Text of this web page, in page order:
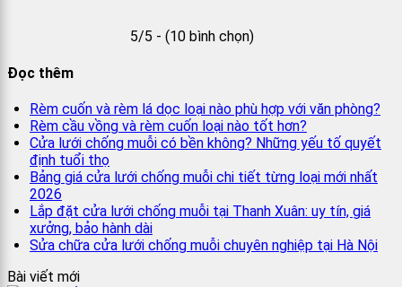
5/5 - (10 bình chọn)
Đọc thêm
Rèm cuốn và rèm lá dọc loại nào phù hợp với văn phòng?
Rèm cầu vồng và rèm cuốn loại nào tốt hơn?
Cửa lưới chống muỗi có bền không? Những yếu tố quyết
định tuổi thọ
Bảng giá cửa lưới chống muỗi chi tiết từng loại mới nhất
2026
Lắp đặt cửa lưới chống muỗi tại Thanh Xuân: uy tín, giá
xưởng, bảo hành dài
Sửa chữa cửa lưới chống muỗi chuyên nghiệp tại Hà Nội
Bài viết mới